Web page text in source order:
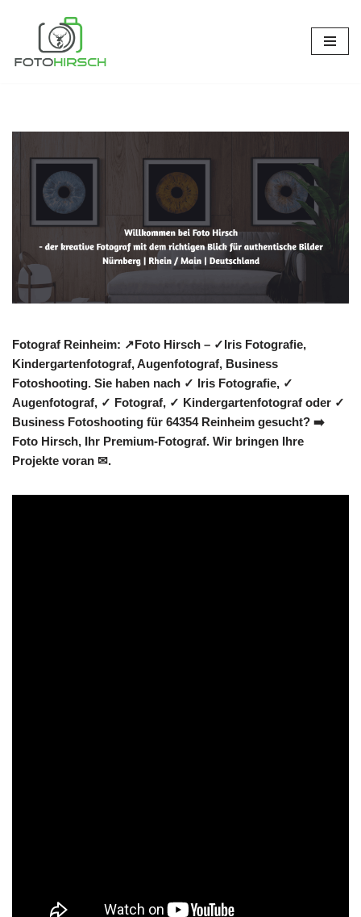
Inhalt
Fotograf Reinheim: ↗️Foto Hirsch – ✓Iris Fotografie,
Kindergartenfotograf, Augenfotograf, Business
Fotoshooting. Sie haben nach ✓ Iris Fotografie, ✓
Augenfotograf, ✓ Fotograf, ✓ Kindergartenfotograf oder ✓
Business Fotoshooting für 64354 Reinheim gesucht? ➡️
Foto Hirsch, Ihr Premium-Fotograf. Wir bringen Ihre
Projekte voran ✉.